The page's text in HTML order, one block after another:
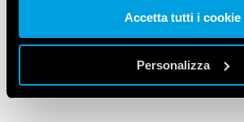
Vai alla Cookie Policy complet a
Accetta tutti i cookie
Personalizza
18.5D